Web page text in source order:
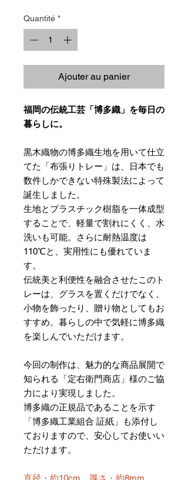
Quantité *
Ajouter au panier
福岡の伝統工芸「博多織」を毎日の
暮らしに。
黒木織物の博多織生地を用いて仕立
てた「布張りトレー」は、日本でも
数件しかできない特殊製法によって
誕生しました。
生地とプラスチック樹脂を一体成型
することで、軽量で割れにくく、水
洗いも可能。さらに耐熱温度は
110℃と、実用性にも優れていま
す。
伝統美と利便性を融合させたこのト
レーは、グラスを置くだけでなく、
小物を飾ったり、贈り物としてもお
すすめ。暮らしの中で気軽に博多織
を楽しんでいただけます。
今回の制作は、魅力的な商品展開で
知られる「定右衛門商店」様のご協
力により実現しました。
博多織の正規品であることを示す
「博多織工業組合 証紙」も添付し
ておりますので、安心してお使いい
ただけます。
直径・約10cm、厚さ・約8mm